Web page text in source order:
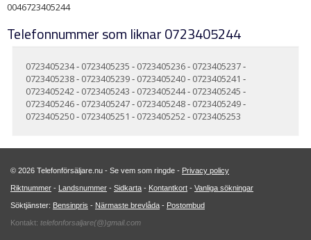
0046723405244
Telefonnummer som liknar 0723405244
0723405234- 0723405235 - 0723405236- 0723405237-
0723405238- 0723405239- 0723405240- 0723405241 -
0723405242- 0723405243 - 0723405244- 0723405245 -
0723405246- 0723405247- 0723405248- 0723405249-
0723405250- 0723405251 - 0723405252- 0723405253
© 2026 Telefonförsäljare.nu - Se vem som ringde - Privacy policy
Riktnummer - Landsnummer - Sidkarta - Kontantkort - Vanliga sökningar
Söktjänster: Bensinpris - Närmaste brevlåda - Postombud
Kontakt: telefonforsaljare(@)gmail.com